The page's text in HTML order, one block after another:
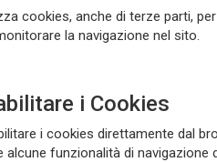
cookies, anche di terze parti,
la navigazione nel sito.
i Cookies
i cookies direttamente dal
alcune funzionalità di navigazione